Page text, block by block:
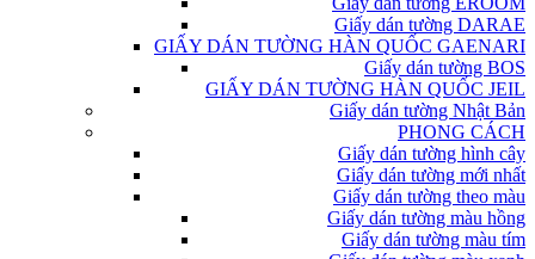
Giấy dán tường DARAE
GIẤY DÁN TƯỜNG HÀN QUỐC GAENARI
Giấy dán tường BOS
GIẤY DÁN TƯỜNG HÀN QUỐC JEIL
Giấy dán tường Nhật Bản
PHONG CÁCH
Giấy dán tường hình cây
Giấy dán tường mới nhất
Giấy dán tường theo màu
Giấy dán tường màu hồng
Giấy dán tường màu tím